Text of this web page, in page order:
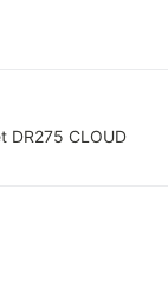
DR275 CLOUD